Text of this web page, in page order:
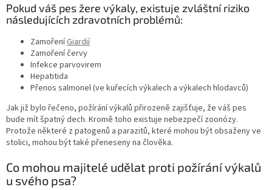
Pokud váš pes žere výkaly, existuje zvláštní riziko
následujících zdravotních problémů:
ZamořeníGiardií
Zamořeníčervy
Infekce parvovirem
Hepatitida
Přenos salmonel (ve kuřecích výkalech a výkalech hlodavců)
Jak již bylo řečeno, požírání výkalů přirozeně zajišťuje, že váš pes
bude mít špatný dech. Kromě toho existuje nebezpečí zoonózy.
Protože některé z patogenů a parazitů, které mohou být obsaženy ve
stolici, mohou být také přeneseny na člověka.
Co mohou majitelé udělat proti požírání výkalů
u svého psa?